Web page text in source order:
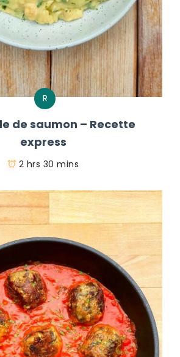
R
de saumon – Recette
express
2 hrs 30 mins